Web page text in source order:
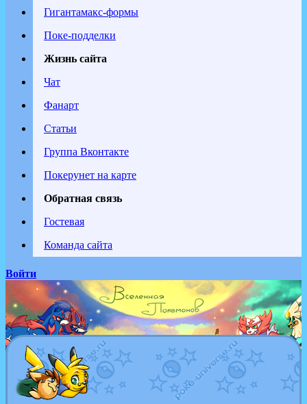
Гигантамакс-формы
Поке-подделки
Жизнь сайта
Чат
Фанарт
Статьи
Группа Вконтакте
Покерунет на карте
Обратная связь
Гостевая
Команда сайта
Войти